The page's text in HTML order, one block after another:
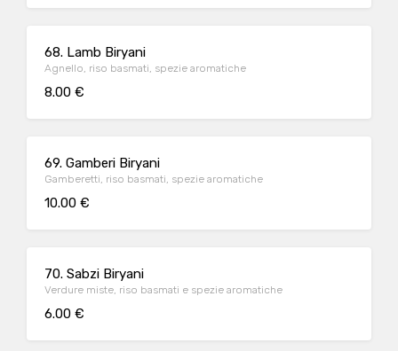
68. Lamb Biryani
Agnello, riso basmati, spezie aromatiche
8.00 €
69. Gamberi Biryani
Gamberetti, riso basmati, spezie aromatiche
10.00 €
70. Sabzi Biryani
Verdure miste, riso basmati e spezie aromatiche
6.00 €